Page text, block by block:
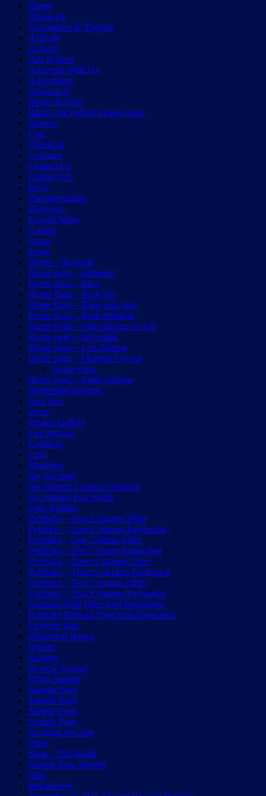
Home
About Us
Accordions & Toggles
Activate
Activity
Ads System
Advertise With Us
Advertising
Amazon.in
Boxes & Alert
Build with perfect images ratio
Buttons
Cart
Checkout
Columns
Contact Us
Contact US
Docs
Documentation
Dropcaps
Google Maps
Groups
Home
home
Home – Skyracle
Home page – animated
Home page – Blog
Home Page – Blog big
Home Page – Blog with ajax
Home Page – Both Sidebars
Home Page – both sidebars in left
Home page – full width
Home page – Left Sidebar
Home page – Multiple Layout
Home Page
Home page – Right Sidebar
Horizontal Dividers
Icon Box
Icons
Images Gallery
Left Sidebar
Lightbox
Lists
Members
My Account
No Sidebar Content Centered
No Sidebar Full Width
Page Builder
Portfolio – Four Columns Filter
Portfolio – Four Columns Pagination
Portfolio – One Column Filter
Portfolio – One Column Pagination
Portfolio – Three Columns Filter
Portfolio – Three Columns Pagination
Portfolio – Two Columns Filter
Portfolio – Two Columns Pagination
Portfolio With Filter And Pagination
Portfolio Without Filter And Pagination
Progress Bars
Promotion Boxes
Quotes
Register
Review System
Right Sidebar
Sample Page
Sample Page
Sample Page
Sample Page
Scrolling box test
Shop
Shop – Full width
Submit Your Articles
Tabs
themeforest